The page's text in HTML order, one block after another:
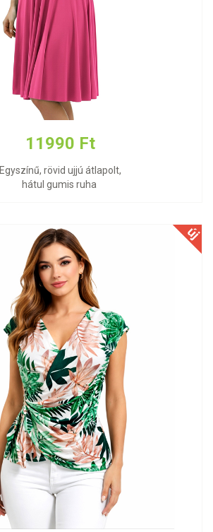
11990 Ft
Egyszínű, rövid ujjú átlapolt,
hátul gumis ruha